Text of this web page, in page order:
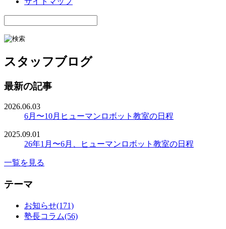
スタッフブログ
最新の記事
2026.06.03
6月〜10月ヒューマンロボット教室の日程
2025.09.01
26年1月〜6月、ヒューマンロボット教室の日程
一覧を見る
テーマ
お知らせ(171)
塾長コラム(56)